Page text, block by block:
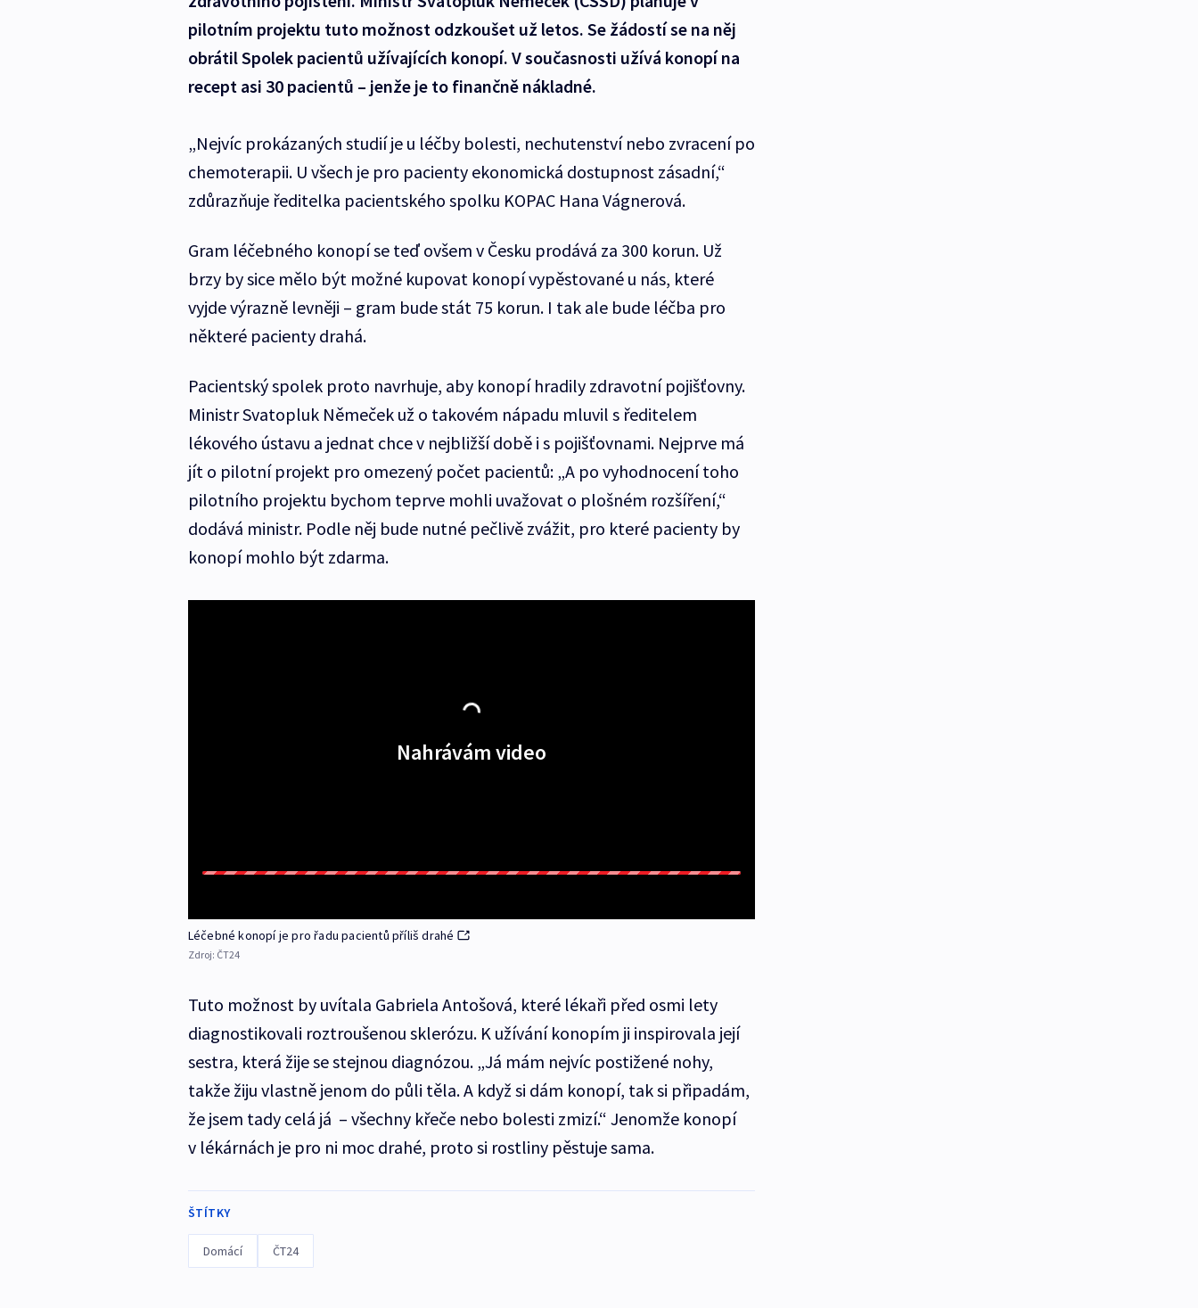
pilotním projektu tuto možnost odzkoušet už letos. Se žádostí se na něj
obrátil Spolek pacientů užívajících konopí. V současnosti užívá konopí na
recept asi 30 pacientů – jenže je to finančně nákladné.
„Nejvíc prokázaných studií je u léčby bolesti, nechutenství nebo zvracení po
chemoterapii. U všech je pro pacienty ekonomická dostupnost zásadní,“
zdůrazňuje ředitelka pacientského spolku KOPAC Hana Vágnerová.
Gram léčebného konopí se teď ovšem v Česku prodává za 300 korun. Už
brzy by sice mělo být možné kupovat konopí vypěstované u nás, které
vyjde výrazně levněji – gram bude stát 75 korun. I tak ale bude léčba pro
některé pacienty drahá.
Pacientský spolek proto navrhuje, aby konopí hradily zdravotní pojišťovny.
Ministr Svatopluk Němeček už o takovém nápadu mluvil s ředitelem
lékového ústavu a jednat chce v nejbližší době i s pojišťovnami. Nejprve má
jít o pilotní projekt pro omezený počet pacientů: „A po vyhodnocení toho
pilotního projektu bychom teprve mohli uvažovat o plošném rozšíření,“
dodává ministr. Podle něj bude nutné pečlivě zvážit, pro které pacienty by
konopí mohlo být zdarma.
Nahrávám video
Léčebné konopí je pro řadu pacientů příliš drahé
Zdroj: ČT24
Tuto možnost by uvítala Gabriela Antošová, které lékaři před osmi lety
diagnostikovali roztroušenou sklerózu. K užívání konopím ji inspirovala její
sestra, která žije se stejnou diagnózou. „Já mám nejvíc postižené nohy,
takže žiju vlastně jenom do půli těla. A když si dám konopí, tak si připadám,
že jsem tady celá já – všechny křeče nebo bolesti zmizí.“ Jenomže konopí
v lékárnách je pro ni moc drahé, proto si rostliny pěstuje sama.
ŠTÍTKY
Domácí ČT24